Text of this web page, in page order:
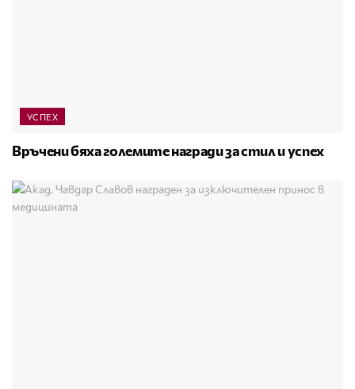
УСПЕХ
Връчени бяха големите награди за стил и успех